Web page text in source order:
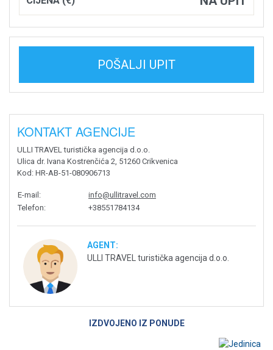
POŠALJI UPIT
KONTAKT AGENCIJE
ULLI TRAVEL turistička agencija d.o.o.
Ulica dr. Ivana Kostrenčića 2, 51260 Crikvenica
Kod : HR-AB-51-080906713
E-mail :
info@ullitravel.com
Telefon: +38551784134
AGENT:
ULLI TRAVEL turistička agencija d.o.o.
IZDVOJENO IZ PONUDE